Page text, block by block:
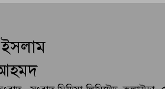
ইসলাম